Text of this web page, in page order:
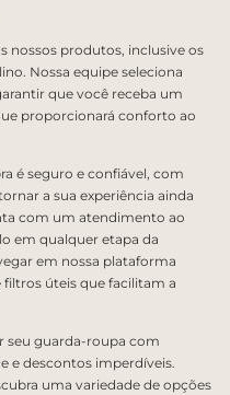
nossos produtos, inclusive os
Nossa equipe seleciona
que você receba um
proporcionará conforto ao
é seguro e confiável, com
a sua experiência ainda
com um atendimento ao
em qualquer etapa da
em nossa plataforma
úteis que facilitam a
seu guarda-roupa com
e descontos imperdíveis.
uma variedade de opções